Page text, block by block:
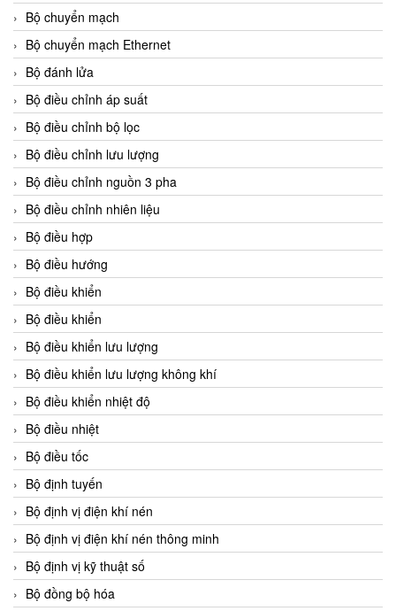
Bộ chuyển mạch
Bộ chuyển mạch Ethernet
Bộ đánh lửa
Bộ điều chỉnh áp suất
Bộ điều chỉnh bộ lọc
Bộ điều chỉnh lưu lượng
Bộ điều chỉnh nguồn 3 pha
Bộ điều chỉnh nhiên liệu
Bộ điều hợp
Bộ điều hướng
Bộ điều khiển
Bộ điều khiển
Bộ điều khiển lưu lượng
Bộ điều khiển lưu lượng không khí
Bộ điều khiển nhiệt độ
Bộ điều nhiệt
Bộ điều tốc
Bộ định tuyến
Bộ định vị điện khí nén
Bộ định vị điện khí nén thông minh
Bộ định vị kỹ thuật số
Bộ đồng bộ hóa